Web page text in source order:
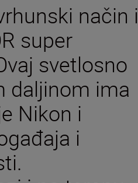
način i
super
svetlosno
daljinom ima
Nikon i
i